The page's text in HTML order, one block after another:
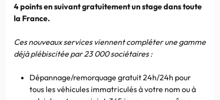
4 points en suivant gratuitement un stage dans toute
la France.
Ces nouveaux services viennent compléter une gamme
déjà plébiscitée par 23 000 sociétaires :
Dépannage/remorquage gratuit 24h/24h pour
tous les véhicules immatriculés à votre nom ou à